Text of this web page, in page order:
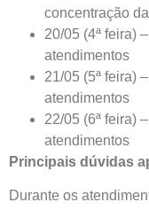
concentração
20/05 (4ª feira)
atendimentos
21/05 (5ª feira)
atendimentos
22/05 (6ª feira)
atendimentos
Principais dúvidas
Durante os